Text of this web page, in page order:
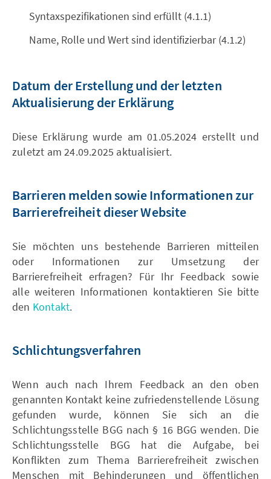
Syntaxspezifikationen sind erfüllt (4.1.1)
Name, Rolle und Wert sind identifizierbar (4.1.2)
Datum der Erstellung und der letzten
Aktualisierung der Erklärung
Diese Erklärung wurde am 01.05.2024 erstellt und
zuletzt am 24.09.2025 aktualisiert.
Barrieren melden sowie Informationen zur
Barrierefreiheit dieser Website
Sie möchten uns bestehende Barrieren mitteilen
oder Informationen zur Umsetzung der
Barrierefreiheit erfragen? Für Ihr Feedback sowie
alle weiteren Informationen kontaktieren Sie bitte
den Kontakt.
Schlichtungsverfahren
Wenn auch nach Ihrem Feedback an den oben
genannten Kontakt keine zufriedenstellende Lösung
gefunden wurde, können Sie sich an die
Schlichtungsstelle BGG nach § 16 BGG wenden. Die
Schlichtungsstelle BGG hat die Aufgabe, bei
Konflikten zum Thema Barrierefreiheit zwischen
Menschen mit Behinderungen und öffentlichen